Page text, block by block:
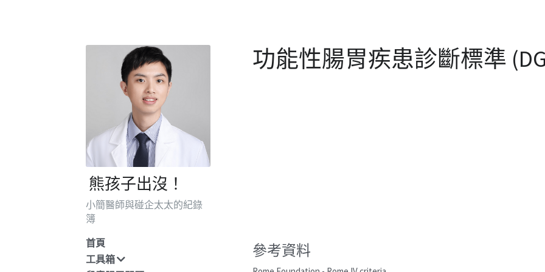
熊孩子出沒！
小簡醫師與碰企太太的紀錄
簿
首頁
工具箱
功能性腸胃疾患診斷標準
參考資料